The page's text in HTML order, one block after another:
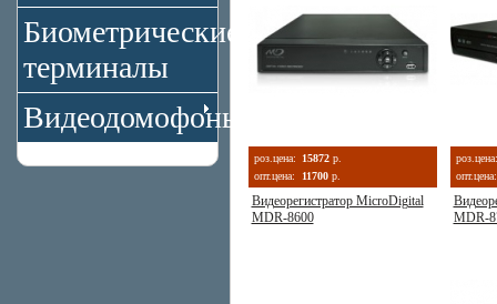
Биометрические
терминалы
Видеодомофоны
роз.цена: 15872 р.
опт.цена:
11700 р.
Видеорегистратор MicroDigital
MDR-8600
роз.цена:
опт.цена:
MDR-